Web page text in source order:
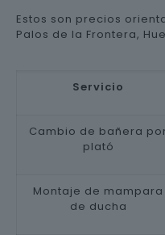
Estos son precios
Palos de la Frontera,
Servicio
Cambio de bañera por
plató
Montaje de mampara
de ducha